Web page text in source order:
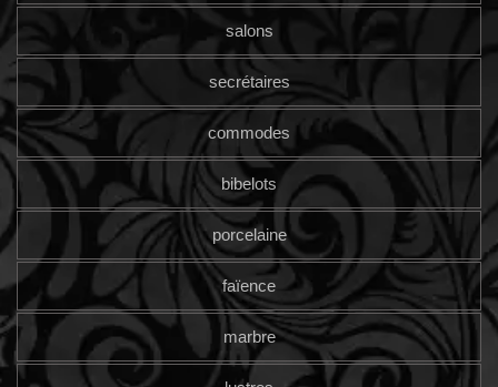
salons
secrétaires
commodes
bibelots
porcelaine
faïence
marbre